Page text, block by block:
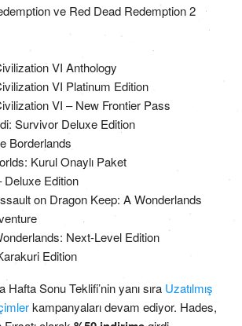
ve Red Dead Redemption 2
VI Anthology
VI Platinum Edition
VI – New Frontier Pass
Survivor Deluxe Edition
Borderlands
Kurul Onaylı Paket
Deluxe Edition
on Dragon Keep: A Wonderlands
Next-Level Edition
Edition
Hafta Sonu Teklifi’nin yanı sıra Uzatılmış
kampanyaları devam ediyor. Hades,